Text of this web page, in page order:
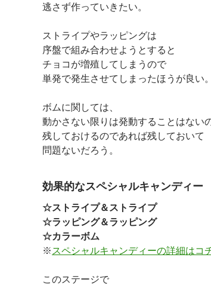
逃さず作っていきたい。
ストライプやラッピングは
序盤で組み合わせようとすると
チョコが増殖してしまうので
単発で発生させてしまったほうが良い。
ボムに関しては、
動かさない限りは発動することはない
残しておけるのであれば残しておいて
問題ないだろう。
効果的なスペシャルキャンディー
☆ストライプ＆ストライプ
☆ラッピング＆ラッピング
☆カラーボム
※ スペシャルキャンディーの詳細はコ
このステージで